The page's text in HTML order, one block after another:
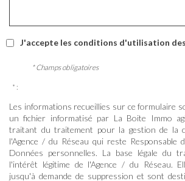
J'accepte les conditions d'utilisation
* Champs obligatoires
* :
Les informations recueillies sur ce formulaire
un fichier informatisé par La Boite Immo
traitant du traitement pour la gestion de la
l'Agence / du Réseau qui reste Responsable
Données personnelles. La base légale du
l'intérêt légitime de l'Agence / du Réseau.
jusqu'à demande de suppression et sont